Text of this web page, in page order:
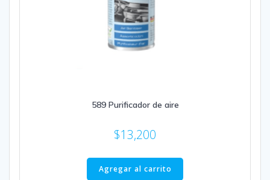
589 Purificador de aire
$13,200
Agregar al carrito